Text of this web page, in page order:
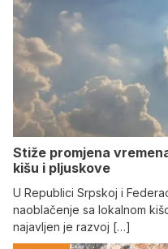
Stiže promjena
kišu i pljuskove
U Republici Srpskoj i
naoblačenje sa lokalnom
najavljen je razvoj […]